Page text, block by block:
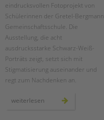
BETREUTES WOHNEN
TANDEM BTL AKADEMIE
Zertfikatskurse
Seminarkalender
Seminarräume
STADTTEILARBEIT
eindrucksvollen Fotoprojekt von
Schülerinnen der Gretel-Bergmann-
Gemeinschaftsschule. Die
Ausstellung, die acht
ausdrucksstarke Schwarz-Weiß-
Porträts zeigt, setzt sich mit
Stigmatisierung auseinander und
regt zum Nachdenken an.
weiterlesen vernissage